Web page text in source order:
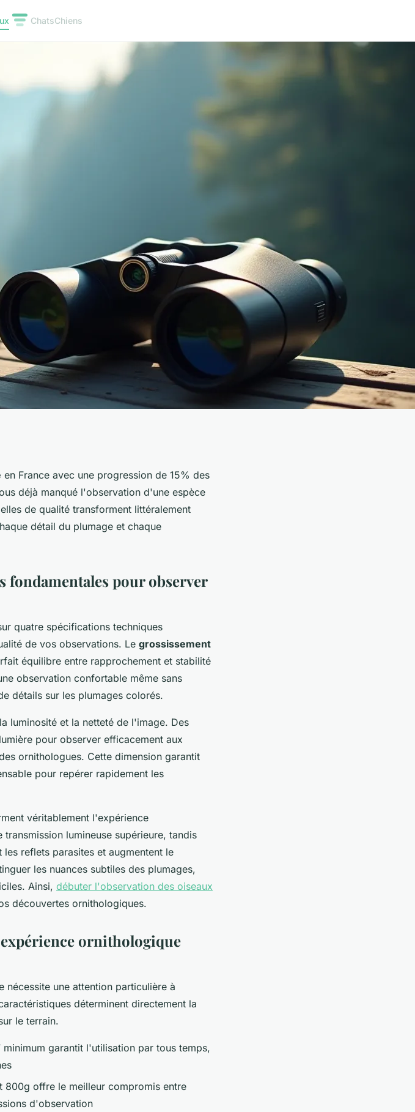
ChatsChiens
en France avec une progression de 15% des
déjà manqué l'observation d'une espèce
de qualité transforment littéralement
détail du plumage et chaque
fondamentales pour observer
quatre spécifications techniques
de vos observations. Le grossissement
équilibre entre rapprochement et stabilité
observation confortable même sans
détails sur les plumages colorés.
luminosité et la netteté de l'image. Des
pour observer efficacement aux
ornithologues. Cette dimension garantit
pour repérer rapidement les
véritablement l'expérience
lumineuse supérieure, tandis
les reflets parasites et augmentent le
les nuances subtiles des plumages,
Ainsi, débuter l'observation des oiseaux
découvertes ornithologiques.
ornithologique
une attention particulière à
déterminent directement la
le terrain.
minimum garantit l'utilisation par tous temps,
800g offre le meilleur compromis entre
d'observation